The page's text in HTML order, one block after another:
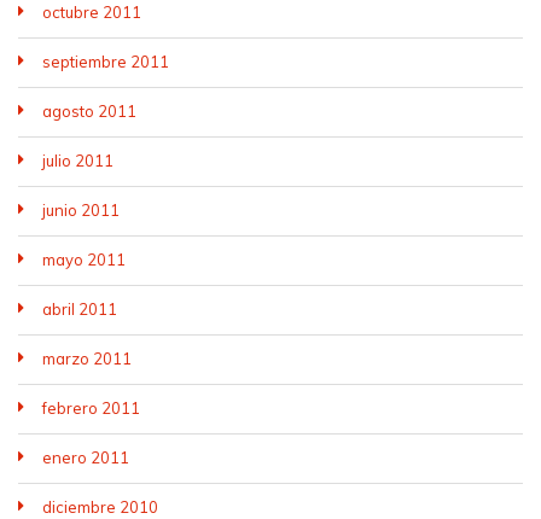
octubre 2011
septiembre 2011
agosto 2011
julio 2011
junio 2011
mayo 2011
abril 2011
marzo 2011
febrero 2011
enero 2011
diciembre 2010